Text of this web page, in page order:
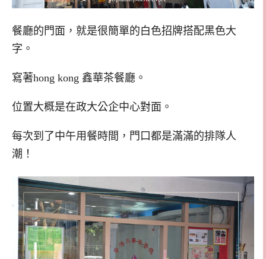
餐廳的門面，就是很簡單的白色招牌搭配黑色大
字。
寫著hong kong 鑫華茶餐廳。
位置大概是在政大公企中心對面。
每次到了中午用餐時間，門口都是滿滿的排隊人
潮！